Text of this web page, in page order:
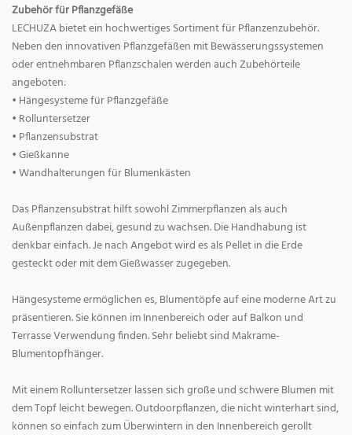
Zubehör für Pflanzgefäße
LECHUZA bietet ein hochwertiges Sortiment für Pflanzenzubehör.
Neben den innovativen Pflanzgefäßen mit Bewässerungssystemen
oder entnehmbaren Pflanzschalen werden auch Zubehörteile
angeboten:
• Hängesysteme für Pflanzgefäße
• Rolluntersetzer
• Pflanzensubstrat
• Gießkanne
• Wandhalterungen für Blumenkästen
Das Pflanzensubstrat hilft sowohl Zimmerpflanzen als auch
Außenpflanzen dabei, gesund zu wachsen. Die Handhabung ist
denkbar einfach. Je nach Angebot wird es als Pellet in die Erde
gesteckt oder mit dem Gießwasser zugegeben.
Hängesysteme ermöglichen es, Blumentöpfe auf eine moderne Art zu
präsentieren. Sie können im Innenbereich oder auf Balkon und
Terrasse Verwendung finden. Sehr beliebt sind Makrame-
Blumentopfhänger.
Mit einem Rolluntersetzer lassen sich große und schwere Blumen mit
dem Topf leicht bewegen. Outdoorpflanzen, die nicht winterhart sind,
können so einfach zum Überwintern in den Innenbereich gerollt